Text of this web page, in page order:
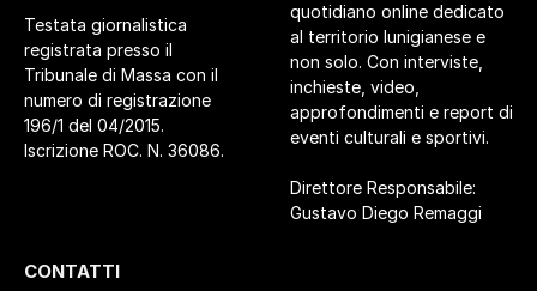
Testata giornalistica
registrata presso il
Tribunale di Massa con il
numero di registrazione
196/1 del 04/2015.
Iscrizione ROC. N. 36086.
quotidiano online dedicato
al territorio lunigianese e
non solo. Con interviste,
inchieste, video,
approfondimenti e report di
eventi culturali e sportivi.
Direttore Responsabile:
Gustavo Diego Remaggi
CONTATTI